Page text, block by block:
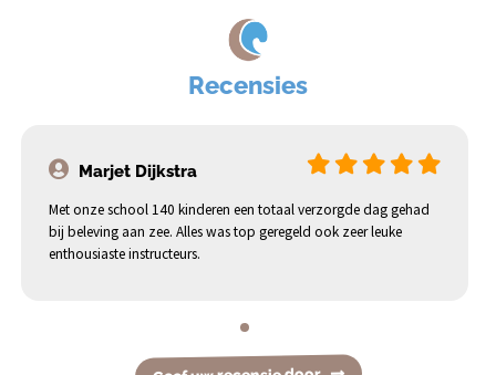
Recensies
Marjet Dijkstra
Met onze school 140 kinderen een totaal verzorgde dag gehad
bij beleving aan zee. Alles was top geregeld ook zeer leuke
enthousiaste instructeurs.